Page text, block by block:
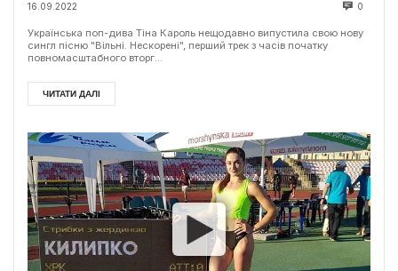
16.09.2022 0
Українська поп-дива Тіна Кароль нещодавно випустила свою нову
сингл пісню "Вільні. Нескорені", перший трек з часів початку
повномасштабного вторг...
ЧИТАТИ ДАЛІ